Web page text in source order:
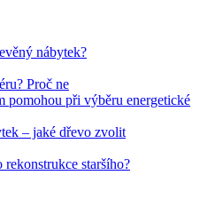
nábytek?
Proč ne
pomohou při výběru energetické
– jaké dřevo zvolit
staršího?